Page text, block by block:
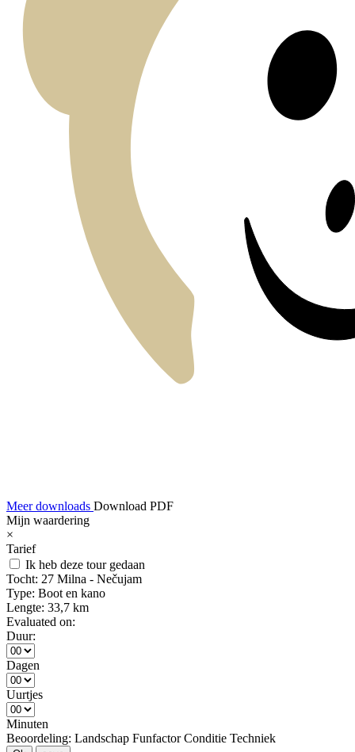
Meer downloads Download PDF
Mijn waardering
×
Tarief
Ik heb deze tour gedaan
Tocht: 27 Milna - Nečujam
Type: Boot en kano
Lengte: 33,7 km
Evaluated on:
Duur:
Dagen
Uurtjes
Minuten
Beoordeling: Landschap Funfactor Conditie Techniek